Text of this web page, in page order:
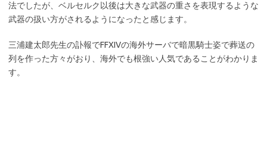
法でしたが、ベルセルク以後は大きな武器の重さを表現するような
武器の扱い方がされるようになったと感じます。
三浦建太郎先生の訃報でFFXIVの海外サーバで暗黒騎士姿で葬送の
列を作った方々がおり、海外でも根強い人気であることがわかりま
す。